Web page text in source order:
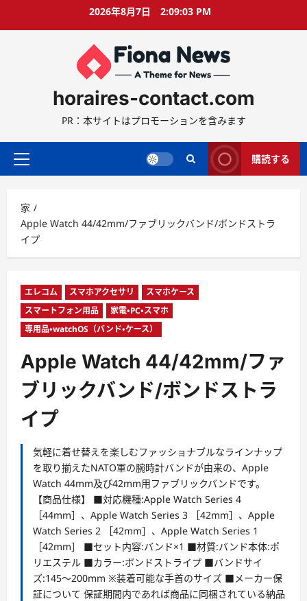
2026年8月7日 2:09:04 PM
horaires-contact.com
PR：本サイトはプロモーションを含みます
プ
マ
リ
ー
メ
ュ
ー
購読する
家
Apple Watch 44/42mm/ファブリックバンド/ボンドストラ
イプ
エレコム スマホアクセサリ
スマホケース
スマートフォン用品
家電・PC・スマホ
専用品・watchOS（バンド・ケース）
Apple Watch 44/42mm/ファ
ブリックバンド/ボンドストラ
イプ
気軽に着せ替えを楽しむファッショナブルなラインナップ
を取り揃えたNATO軍の腕時計バンドが由来の、Apple
Watch 44mm及び42mm用ファブリックバンドです。
【商品仕様】 ■対応機種:Apple Watch Series 4
［44mm］、Apple Watch Series 3 ［42mm］、Apple
Watch Series 2 ［42mm］、Apple Watch Series 1
［42mm］ ■セット内容:バンド×1 ■材質:バンド本体:ポ
リエステル ■カラー:ボンドストライプ ■バンドサイ
ズ:145～200mm ※装着可能な手首のサイズ ■メーカー保
証について 保証期間内であれば商品に同梱されている納品